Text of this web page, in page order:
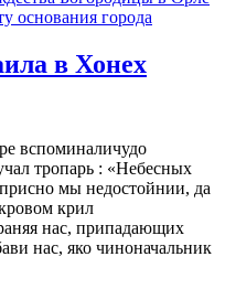
основания города
в Хонех
вспоминаличудо
тропарь : «Небесных
мы недостойнии, да
крил
нас, припадающих
нас, яко чиноначальник